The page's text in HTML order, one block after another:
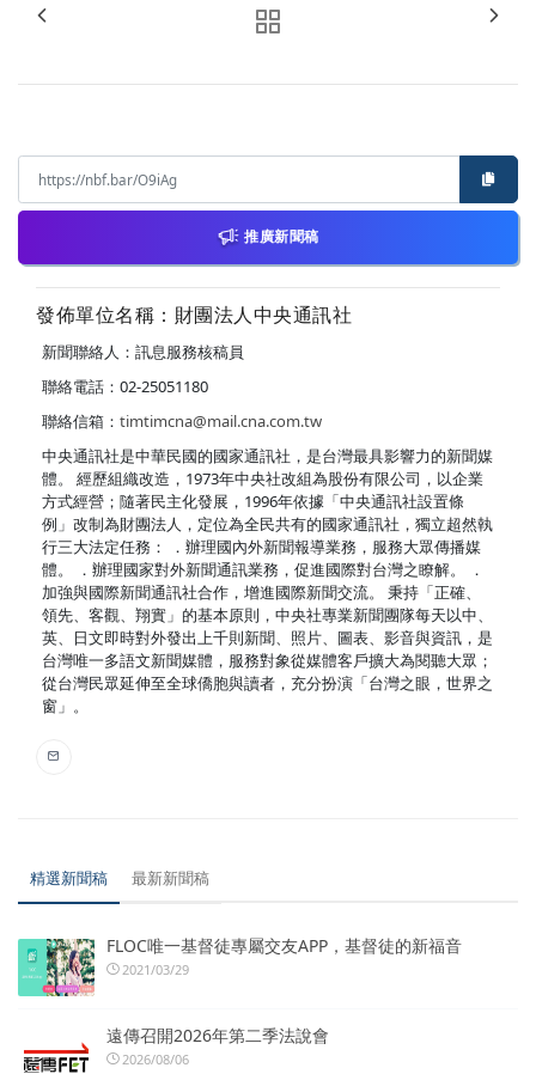
推廣新聞稿
發佈單位名稱：財團法人中央通訊社
新聞聯絡人：訊息服務核稿員
聯絡電話：02-25051180
聯絡信箱： timtimcna@mail.cna.com.tw
中央通訊社是中華民國的國家通訊社，是台灣最具影響力的新聞媒
體。 經歷組織改造，1973年中央社改組為股份有限公司，以企業
方式經營；隨著民主化發展，1996年依據「中央通訊社設置條
例」改制為財團法人，定位為全民共有的國家通訊社，獨立超然執
行三大法定任務： ．辦理國內外新聞報導業務，服務大眾傳播媒
體。 ．辦理國家對外新聞通訊業務，促進國際對台灣之瞭解。 ．
加強與國際新聞通訊社合作，增進國際新聞交流。 秉持「正確、
領先、客觀、翔實」的基本原則，中央社專業新聞團隊每天以中、
英、日文即時對外發出上千則新聞、照片、圖表、影音與資訊，是
台灣唯一多語文新聞媒體，服務對象從媒體客戶擴大為閱聽大眾；
從台灣民眾延伸至全球僑胞與讀者，充分扮演「台灣之眼，世界之
窗」。
精選新聞稿 最新新聞稿
FLOC唯一基督徒專屬交友APP，基督徒的新福音
2021/03/29
遠傳召開2026年第二季法說會
2026/08/06